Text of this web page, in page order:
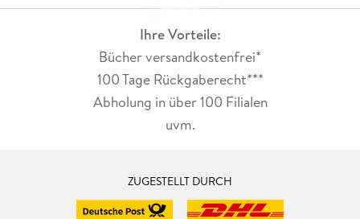
Ihre Vorteile:
Bücher versandkostenfrei*
100 Tage Rückgaberecht***
Abholung in über 100 Filialen
uvm.
ZUGESTELLT DURCH